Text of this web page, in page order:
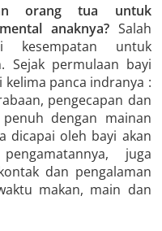
orang tua untuk
anaknya?Salah
untuk
Sejak permulaan bayi
panca indranya :
pengecapan dan
dengan mainan
dicapai oleh bayi akan
juga
dan pengalaman
makan, main dan